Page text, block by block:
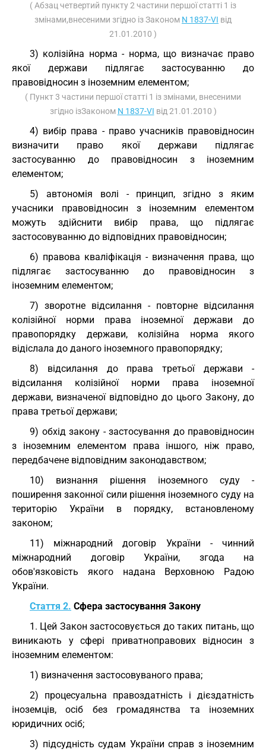
( Абзац четвертий пункту 2 частини першої статті 1 із
змінами,внесеними згідно із Законом N 1837-VI від
21.01.2010 )
3) колізійна норма - норма, що визначає право
якої держави підлягає застосуванню до
правовідносин з іноземним елементом;
( Пункт 3 частини першої статті 1 із змінами, внесеними
згідно ізЗаконом N 1837-VI від 21.01.2010 )
4) вибір права - право учасників правовідносин
визначити право якої держави підлягає
застосуванню до правовідносин з іноземним
елементом;
5) автономія волі - принцип, згідно з яким
учасники правовідносин з іноземним елементом
можуть здійснити вибір права, що підлягає
застосовуванню до відповідних правовідносин;
6) правова кваліфікація - визначення права, що
підлягає застосуванню до правовідносин з
іноземним елементом;
7) зворотне відсилання - повторне відсилання
колізійної норми права іноземної держави до
правопорядку держави, колізійна норма якого
відіслала до даного іноземного правопорядку;
8) відсилання до права третьої держави -
відсилання колізійної норми права іноземної
держави, визначеної відповідно до цього Закону, до
права третьої держави;
9) обхід закону - застосування до правовідносин
з іноземним елементом права іншого, ніж право,
передбачене відповідним законодавством;
10) визнання рішення іноземного суду -
поширення законної сили рішення іноземного суду на
територію України в порядку, встановленому
законом;
11) міжнародний договір України - чинний
міжнародний договір України, згода на
обов'язковість якого надана Верховною Радою
України.
Стаття 2. Сфера застосування Закону
1. Цей Закон застосовується до таких питань, що
виникають у сфері приватноправових відносин з
іноземним елементом:
1) визначення застосовуваного права;
2) процесуальна правоздатність і дієздатність
іноземців, осіб без громадянства та іноземних
юридичних осіб;
3) підсудність судам України справ з іноземним